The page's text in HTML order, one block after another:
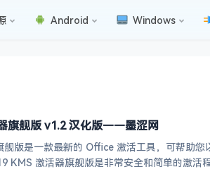
Android Windows
旗舰版 v1.2 汉化版——墨涩网
版是一款最新的 Office 激活工具，可帮助
。 Office 2019 KMS 激活器旗舰版是非常安全和简单的